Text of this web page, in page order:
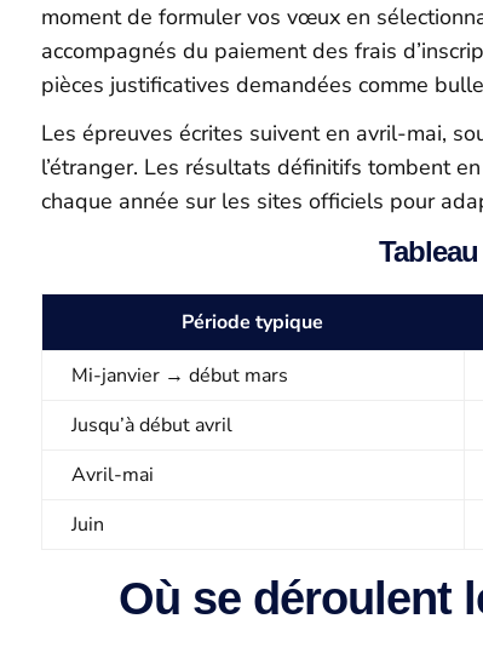
moment de formuler vos vœux en
accompagnés du paiement des frais
pièces justificatives demandées comme
Les épreuves écrites suivent en avril-mai,
l’étranger. Les résultats définitifs tombent
chaque année sur les sites officiels pour
Période typique
Mi-janvier → début mars
Jusqu’à début avril
Avril-mai
Juin
Où se déroulent